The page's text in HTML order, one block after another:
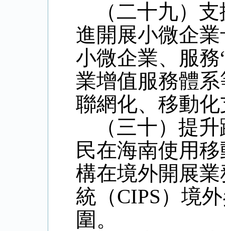
（二十九）
進開展小微企
小微企業、服務
業增值服務體
聯網化、移動
（三十）提
民在海南使用
構在境外開展
統（CIPS）境
圍。